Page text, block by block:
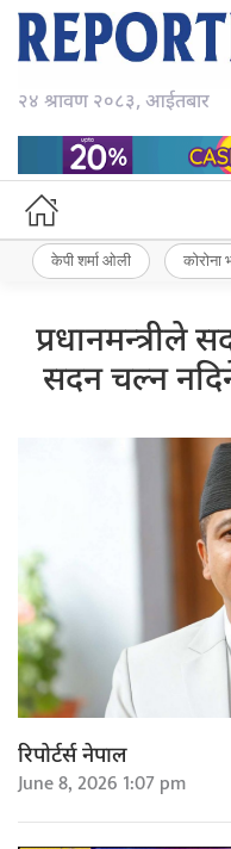
२४ श्रावण २०८३, आईतबार
केपी शर्मा ओली कोरोना
प्रधानमन्त्रीले
सदन चल्न
रिपोर्टर्स नेपाल
June 8, 2026 1:07 pm